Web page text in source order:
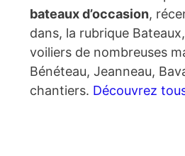
bateaux d’occasion,
dans, la rubrique
voiliers de nombreuses
Bénéteau, Jeanneau,
chantiers. Découvrez